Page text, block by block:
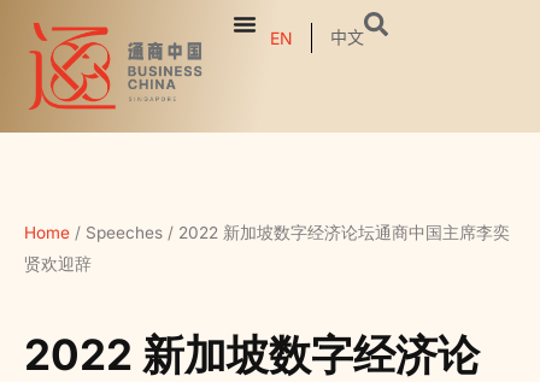
EN 中文
Home / Speeches / 2022 新加坡数字经济论坛通商中国主席李奕
贤欢迎辞
2022 新加坡数字经济论